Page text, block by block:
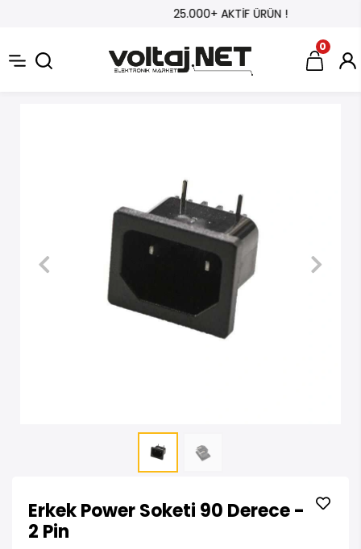
25.000+ AKTİF ÜRÜN !
0
Erkek Power Soketi 90 Derece -
2 Pin